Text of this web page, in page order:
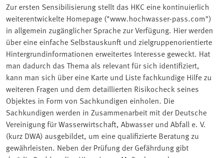
Zur ersten Sensibilisierung stellt das HKC eine kontinuierlich
weiterentwickelte Homepage ("www.hochwasser-pass.com")
in allgemein zugänglicher Sprache zur Verfügung. Hier werden
über eine einfache Selbstauskunft und zielgruppenorientierte
Hintergrundinformationen erweitertes Interesse geweckt. Hat
man dadurch das Thema als relevant für sich identifiziert,
kann man sich über eine Karte und Liste fachkundige Hilfe zu
weiteren Fragen und dem detaillierten Risikocheck seines
Objektes in Form von Sachkundigen einholen. Die
Sachkundigen werden in Zusammenarbeit mit der Deutsche
Vereinigung für Wasserwirtschaft, Abwasser und Abfall e. V.
(kurz DWA) ausgebildet, um eine qualifizierte Beratung zu
gewährleisten. Neben der Prüfung der Gefährdung gibt